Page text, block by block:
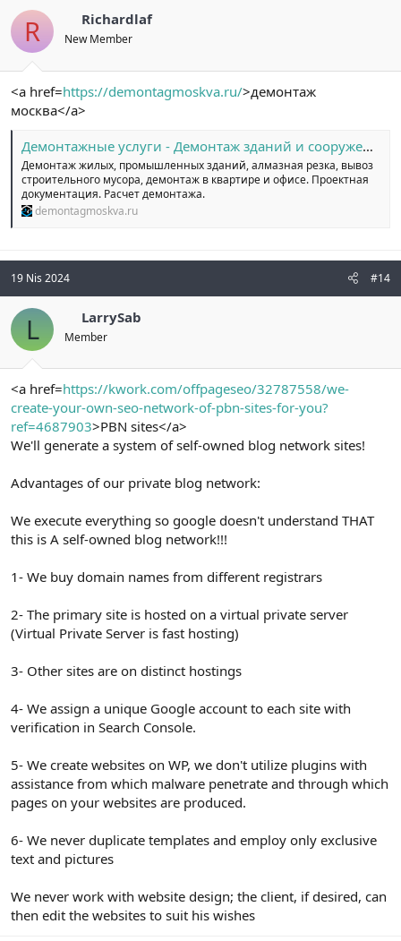
R Richardlaf
New Member
<a href=https://demontagmoskva.ru/>демонтаж
москва</a>
Демонтажные услуги - Демонтаж зданий и сооружений в Москве.
Демонтаж жилых, промышленных зданий, алмазная резка, вывоз
строительного мусора, демонтаж в квартире и офисе. Проектная
документация. Расчет демонтажа.
demontagmoskva.ru
19 Nis 2024 #14
L LarrySab
Member
<a href=https://kwork.com/offpageseo/32787558/we-
create-your-own-seo-network-of-pbn-sites-for-you?
ref=4687903>PBN sites</a>
We'll generate a system of self-owned blog network sites!
Advantages of our private blog network:
We execute everything so google doesn't understand THAT
this is A self-owned blog network!!!
1- We buy domain names from different registrars
2- The primary site is hosted on a virtual private server
(Virtual Private Server is fast hosting)
3- Other sites are on distinct hostings
4- We assign a unique Google account to each site with
verification in Search Console.
5- We create websites on WP, we don't utilize plugins with
assistance from which malware penetrate and through which
pages on your websites are produced.
6- We never duplicate templates and employ only exclusive
text and pictures
We never work with website design; the client, if desired, can
then edit the websites to suit his wishes